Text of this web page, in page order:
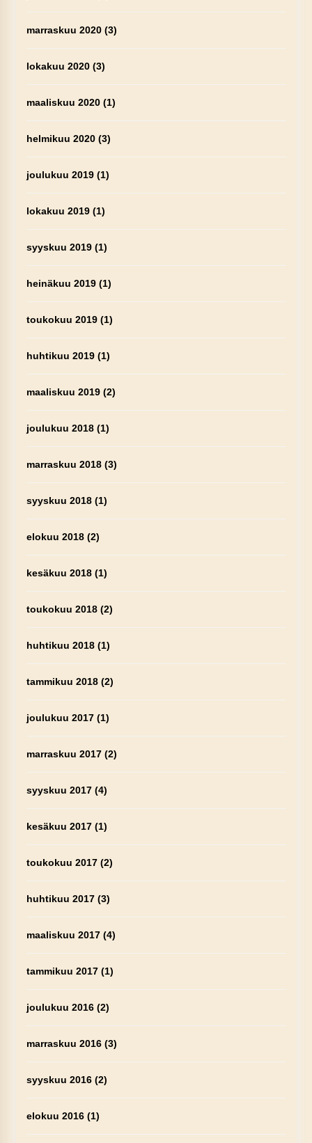
marraskuu 2020(3)
lokakuu 2020(3)
maaliskuu 2020(1)
helmikuu 2020(3)
joulukuu 2019(1)
lokakuu 2019(1)
syyskuu 2019(1)
heinäkuu 2019(1)
toukokuu 2019(1)
huhtikuu 2019(1)
maaliskuu 2019(2)
joulukuu 2018(1)
marraskuu 2018(3)
syyskuu 2018(1)
elokuu 2018(2)
kesäkuu 2018(1)
toukokuu 2018(2)
huhtikuu 2018(1)
tammikuu 2018(2)
joulukuu 2017(1)
marraskuu 2017(2)
syyskuu 2017(4)
kesäkuu 2017(1)
toukokuu 2017(2)
huhtikuu 2017(3)
maaliskuu 2017(4)
tammikuu 2017(1)
joulukuu 2016(2)
marraskuu 2016(3)
syyskuu 2016(2)
elokuu 2016(1)